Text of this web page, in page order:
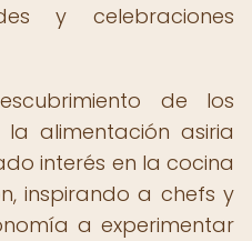
y celebraciones
de los
alimentación asiria
interés en la cocina
inspirando a chefs y
a experimentar